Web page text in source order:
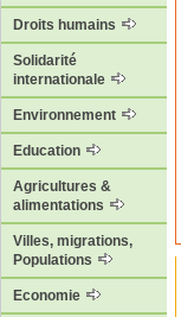
Droits humains
Solidarité
internationale
Environnement
Education
Agricultures &
alimentations
Villes, migrations,
Populations
Economie